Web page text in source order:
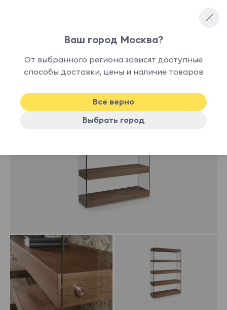
Ваш город Москва?
От выбранного региона зависят доступные
способы доставки, цены и наличие товаров
Все верно
Выбрать город